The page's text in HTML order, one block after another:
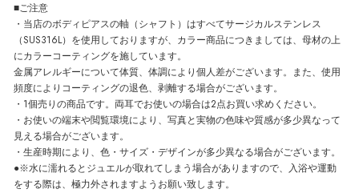
■ご注意
・当店のボディピアスの軸（シャフト）はすべてサージカルステンレス
（SUS316L）を使用しておりますが、カラー商品につきましては、母材の上
にカラーコーティングを施しています。
金属アレルギーについて体質、体調により個人差がございます。また、使用
頻度によりコーティングの退色、剥離する場合がございます。
・1個売りの商品です。両耳でお使いの場合は2点お買い求めください。
・お使いの端末や閲覧環境により、写真と実物の色味や質感が多少異なって
見える場合がございます。
・生産時期により、色・サイズ・デザインが多少異なる場合がございます。
●※水に濡れるとジュエルが取れてしまう場合がありますので、入浴や運動
をする際は、極力外されますようお願い致します。